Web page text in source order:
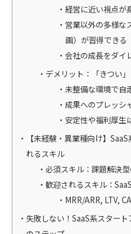
経営に近い視点が
営業以外の多様な
画）が習得できる
会社の成長をダイ
デメリット：「きつい
未整備な環境で自
成果へのプレッシ
安定性や福利厚生
【未経験・異業種向け】
れるスキル
必須スキル：課題解決
歓迎されるスキル：
MRR/ARR, LTV,
失敗しない！SaaS系スター